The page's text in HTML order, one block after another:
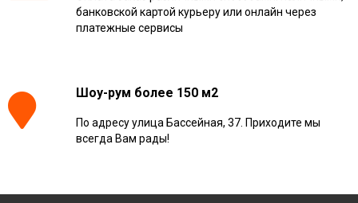
банковской картой курьеру или онлайн через
платежные сервисы
Шоу-рум более 150 м2
По адресу улица Бассейная, 37. Приходите мы
всегда Вам рады!